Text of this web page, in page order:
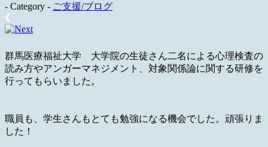
- Category - ご支援/ブログ
群馬医療福祉大学 大学院の生徒さん二名による心理検査の
読み方やアンガーマネジメント、対象関係論に関する研修を
行ってもらいました。
職員も、学生さんもとても勉強になる機会でした。頑張りま
した！